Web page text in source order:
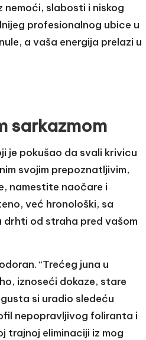
nemoći, slabosti i niskog
profesionalnog ubice u
a vaša energija prelazi u
sarkazmom
je pokušao da svali krivicu
svojim prepoznatljivim,
namestite naočare i
već hronološki, sa
od straha pred vašom
“Trećeg juna u
iznoseći dokaze, stare
si uradio sledeću
nepopravljivog foliranta i
trajnoj eliminaciji iz mog